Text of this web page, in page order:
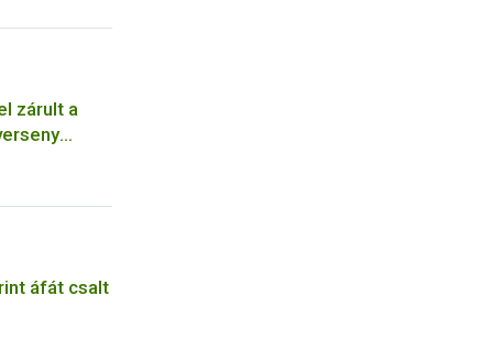
zárult a
áfát csalt